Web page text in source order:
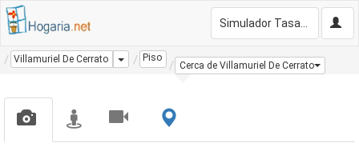
Villamuriel De Cerrato Dropdown
Piso
Cerca de Villamuriel De Cerrato